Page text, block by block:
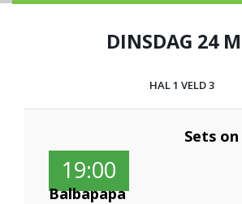
DINSDAG 24
HAL 1 VELD 3
Sets
19:00
Balbapapa